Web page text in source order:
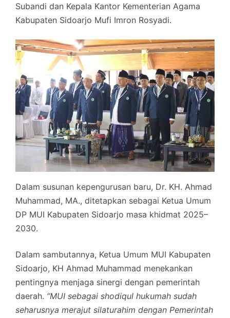
Subandi dan Kepala Kantor Kementerian Agama
Kabupaten Sidoarjo Mufi Imron Rosyadi.
Dalam susunan kepengurusan baru, Dr. KH. Ahmad
Muhammad, MA., ditetapkan sebagai Ketua Umum
DP MUI Kabupaten Sidoarjo masa khidmat 2025–
2030.
Dalam sambutannya, Ketua Umum MUI Kabupaten
Sidoarjo, KH Ahmad Muhammad menekankan
pentingnya menjaga sinergi dengan pemerintah
daerah. “MUI sebagai shodiqul hukumah sudah
seharusnya merajut silaturahim dengan Pemerintah